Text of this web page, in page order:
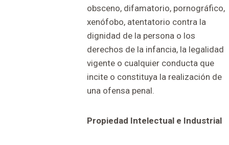
obsceno, difamatorio, pornográfico,
xenófobo, atentatorio contra la
dignidad de la persona o los
derechos de la infancia, la legalidad
vigente o cualquier conducta que
incite o constituya la realización de
una ofensa penal.
Propiedad Intelectual e Industrial